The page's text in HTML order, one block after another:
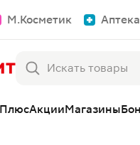
М.Косметик Аптека
АкцииМагазины